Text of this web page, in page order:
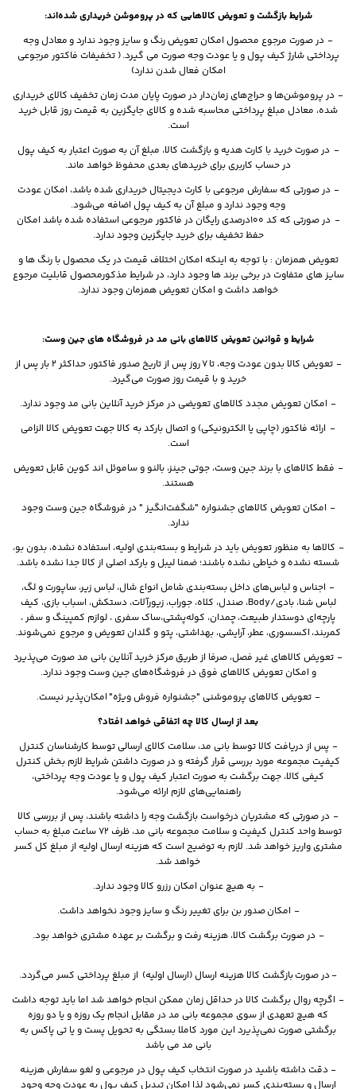
شرایط بازگشت و تعویض کالاهایی که در پروموشن خریداری شده‌اند:
- در صورت مرجوع محصول امکان تعویض رنگ و سایز وجود ندارد و معادل وجه
پرداختی شارژ کیف پول و یا عودت وجه صورت می گیرد. ( تخفیفات فاکتور مرجوعی
امکان فعال شدن ندارد)
- در پروموشن‌ها و حراج‌های زمان‌دار در صورت پایان مدت زمان تخفیف کالای خریداری
شده، معادل مبلغ پرداختی محاسبه شده و کالای جایگزین به قیمت روز قابل خرید
است.
- در صورت خرید با کارت هدیه و بازگشت کالا، مبلغ آن به صورت اعتبار به کیف پول
در حساب کاربری برای خریدهای بعدی محفوظ خواهد ماند.
- در صورتی که سفارش مرجوعی با کارت دیجیتال خریداری شده باشد، امکان عودت
وجه وجود ندارد و مبلغ آن به کیف پول اضافه می‌شود.
- در صورتی که کد 100درصدی رایگان در فاکتور مرجوعی استفاده شده باشد امکان
حفظ تخفیف برای خرید جایگزین وجود ندارد.
تعویض همزمان : با توجه به اینکه امکان اختلاف قیمت در یک محصول با رنگ ها و
سایز های متفاوت در برخی برند ها وجود دارد، در شرایط مذکورمحصول قابلیت مرجوع
خواهد داشت و امکان تعویض همزمان وجود ندارد.
شرایط و قوانین تعویض کالاهای بانی مد در فروشگاه های جین وست:
- تعویض کالا بدون عودت وجه، تا 7 روز پس از تاریخ صدور فاکتور، حداکثر 2 بار پس از
خرید و با قیمت روز صورت می‌گیرد.
- امکان تعویض مجدد کالاهای تعویضی در مرکز خرید آنلاین بانی مد وجود ندارد.
- ارائه فاکتور (چاپی یا الکترونیکی) و اتصال بارکد به کالا جهت تعویض کالا الزامی
است.
- فقط کالاهای با برند جین وست، جوتی جینز، بالنو و ساموئل اند کوین قابل تعویض
هستند.
- امکان تعویض کالاهای جشنواره "شگفت‌انگیز " در فروشگاه جین وست وجود
ندارد.
- کالاها به منظور تعویض باید در شرایط و بسته‌بندی اولیه، استفاده نشده، بدون بو،
شسته نشده و خیاطی نشده باشند؛ ضمنا لیبل و بارکد اصلی از کالا جدا نشده باشد.
- اجناس و لباس­‌های داخل بسته‌بندی شامل انواع شال، لباس زیر، ساپورت و لگ،
لباس شنا، بادی/Body، صندل، کلاه، جوراب، زیورآلات، دستکش، اسباب بازی، کیف
پارچه‌ای دوستدار طبیعت،چمدان، کوله‌پشتی،ساک سفری ، لوازم کمپینگ و سفر ،
کمربند، اکسسوری، عطر، آرایشی، بهداشتی، پتو و گلدان تعویض و مرجوع نمی­‌شوند.
- تعویض کالاهای غیر فصل، صرفا از طریق مرکز خرید آنلاین بانی مد صورت می‌پذیرد
و امکان تعویض کالاهای فوق در فروشگاه‌های جین وست وجود ندارد.
- تعویض کالاهای پروموشنی "جشنواره فروش ویژه" امکان‌پذیر نیست.
بعد از ارسال کالا چه اتفاقی خواهد افتاد؟
-پس از دریافت کالا توسط بانی مد، سلامت کالای ارسالی توسط کارشناسان کنترل
کیفیت مجموعه مورد بررسی قرار گرفته و در صورت داشتن شرایط لازم بخش کنترل
کیفی کالا، جهت برگشت به صورت اعتبار کیف پول و یا عودت وجه پرداختی،
راهنمایی‌های لازم ارائه می‌شود.
- در صورتی که مشتریان درخواست بازگشت وجه را داشته باشند، پس از بررسی کالا
توسط واحد کنترل کیفیت و سلامت مجموعه بانی مد، ظرف 72 ساعت مبلغ به حساب
مشتری واریز خواهد شد. لازم به توضیح است که هزینه ارسال اولیه از مبلغ کل کسر
خواهد شد.
- به هیچ عنوان امکان رزرو کالا وجود ندارد.
- امکان صدور بن برای تغییر رنگ و سایز وجود نخواهد داشت.
- در صورت برگشت کالا، هزینه رفت و برگشت بر عهده مشتری خواهد بود.
- در صورت بازگشت کالا هزینه ارسال (ارسال اولیه) از مبلغ پرداختی کسر می‌گردد.
- اگرچه روال برگشت کالا در حداقل زمان ممکن انجام خواهد شد اما باید توجه داشت
که هیچ تعهدی از سوی مجموعه بانی مد در مقابل انجام یک‌ روزه و یا دو روزه
برگشتی صورت نمی‌پذیرد این مورد کاملا بستگی به تحویل پست و یا تی پاکس به
بانی مد می باشد
- دقت داشته باشید در صورت انتخاب کیف پول در مرجوعی و لغو سفارش هزینه
ارسال و بسته‌بندی کسر نمی‌شود لذا امکان تبدیل کیف پول به عودت وجه وجود